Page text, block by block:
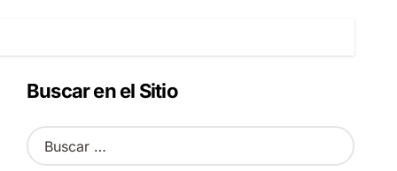
Buscar en el Sitio
B
u